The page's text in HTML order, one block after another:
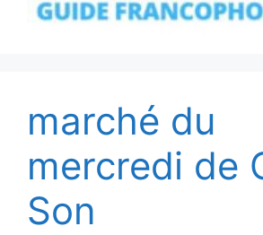
marché du
mercredi de
Son